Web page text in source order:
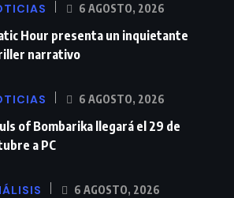
6 AGOSTO, 2026
Hour presenta un inquietante
narrativo
6 AGOSTO, 2026
of Bombarika llegará el 29 de
a PC
6 AGOSTO, 2026